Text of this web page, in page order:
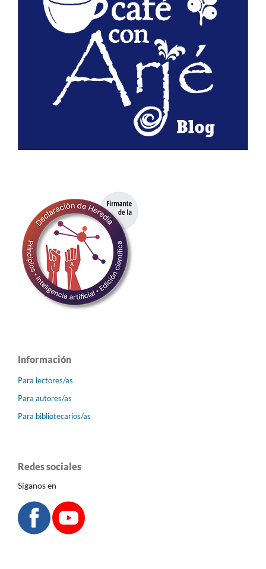
Información
Para lectores/as
Para autores/as
Para bibliotecarios/as
Redes sociales
Síganos en